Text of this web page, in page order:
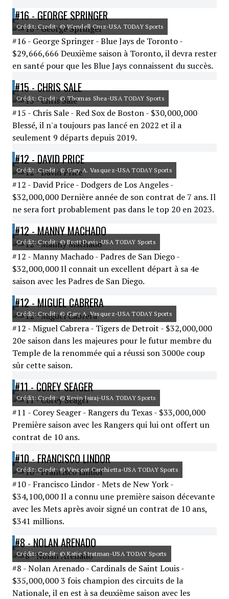
#16 - GEORGE SPRINGER
Crédit: Credit: © Wendell Cruz-USA TODAY Sports
#16 - George Springer - Blue Jays de Toronto -
$29,666,666 Deuxième saison à Toronto, il devra rester
en santé pour que les Blue Jays connaissent du succès.
#15 - CHRIS SALE
Crédit: Credit: © Thomas Shea-USA TODAY Sports
#15 - Chris Sale - Red Sox de Boston - $30,000,000
Blessé, il n'a toujours pas lancé en 2022 et il a
seulement 9 départs depuis 2019.
#12 - DAVID PRICE
Crédit: Credit: © Gary A. Vasquez-USA TODAY Sports
#12 - David Price - Dodgers de Los Angeles -
$32,000,000 Dernière année de son contrat de 7 ans. Il
ne sera fort probablement pas dans le top 20 en 2023.
#12 - MANNY MACHADO
Crédit: Credit: © Brett Davis-USA TODAY Sports
#12 - Manny Machado - Padres de San Diego -
$32,000,000 Il connait un excellent départ à sa 4e
saison avec les Padres de San Diego.
#12 - MIGUEL CABRERA
Crédit: Credit: © Gary A. Vasquez-USA TODAY Sports
#12 - Miguel Cabrera - Tigers de Detroit - $32,000,000
20e saison dans les majeures pour le futur membre du
Temple de la renommée qui a réussi son 3000e coup
sûr cette saison.
#11 - COREY SEAGER
Crédit: Credit: © Kevin Jairaj-USA TODAY Sports
#11 - Corey Seager - Rangers du Texas - $33,000,000
Première saison avec les Rangers qui lui ont offert un
contrat de 10 ans.
#10 - FRANCISCO LINDOR
Crédit: Credit: © Vincent Carchietta-USA TODAY Sports
#10 - Francisco Lindor - Mets de New York -
$34,100,000 Il a connu une première saison décevante
avec les Mets après avoir signé un contrat de 10 ans,
$341 millions.
#8 - NOLAN ARENADO
Crédit: Credit: © Katie Stratman-USA TODAY Sports
#8 - Nolan Arenado - Cardinals de Saint Louis -
$35,000,000 3 fois champion des circuits de la
Nationale, il en est à sa deuxième saison avec les